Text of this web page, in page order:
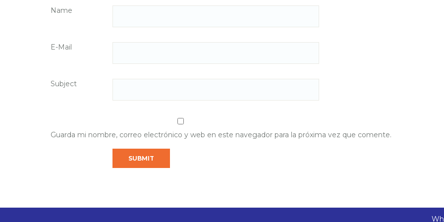
Name
E-Mail
Subject
Guarda mi nombre, correo electrónico y web en este navegador para la próxima vez que comente.